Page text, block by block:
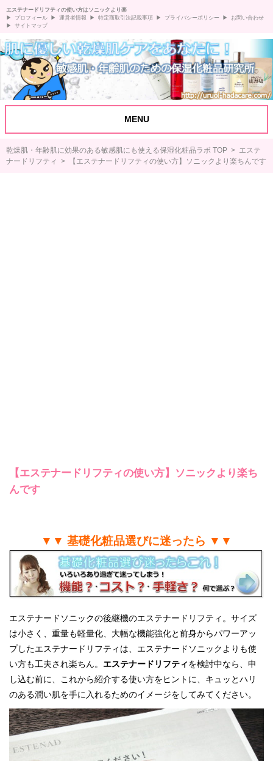
エステナードリフティの使い方はソニックより楽
プロフィール
運営者情報 特定商取引法記載事項 プライバシーポリシー
お問い合わせ
サイトマップ
MENU
乾燥肌・年齢肌に効果のある敏感肌にも使える保湿化粧品ラボ TOP >
エステ
ナードリフティ
> 【エステナードリフティの使い方】ソニックより楽ちんです
【エステナードリフティの使い方】ソニックより楽ち
んです
▼▼ 基礎化粧品選びに迷ったら ▼▼
エステナードソニックの後継機のエステナードリフティ。サイズ
は小さく、重量も軽量化、大幅な機能強化と前身からパワーアッ
プしたエステナードリフティは、エステナードソニックよりも使
い方も工夫され楽ちん。 エステナードリフティを検討中なら、申
し込む前に、これから紹介する使い方をヒントに、キュッとハリ
のある潤い肌を手に入れるためのイメージをしてみてください。